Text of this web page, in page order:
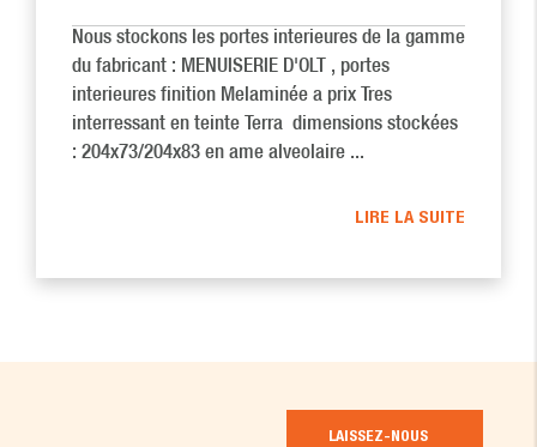
Nous stockons les portes interieures de la gamme
du fabricant : MENUISERIE D'OLT , portes
interieures finition Melaminée a prix Tres
interressant en teinte Terra dimensions stockées
: 204x73/204x83 en ame alveolaire ...
LIRE LA SUITE
LAISSEZ-NOUS